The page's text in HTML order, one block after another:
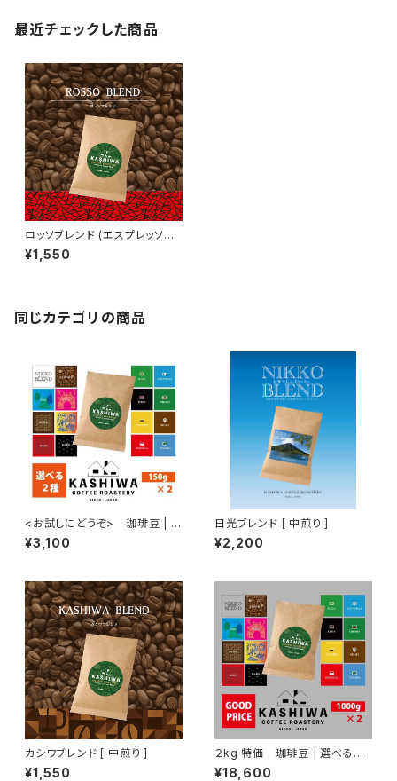
最近チェックした商品
ロッソブレンド (エスプレッソ推
奨) [ 深煎り ]
¥1,550
同じカテゴリの商品
<お試しにどうぞ> 珈琲豆 | 選
¥3,100
日光ブレンド [ 中煎り ]
¥2,200
カシワブレンド [ 中煎り ]
¥1,550
２kg 特価 珈琲豆 | 選べる２
種セット 1kg ×2
¥18,600